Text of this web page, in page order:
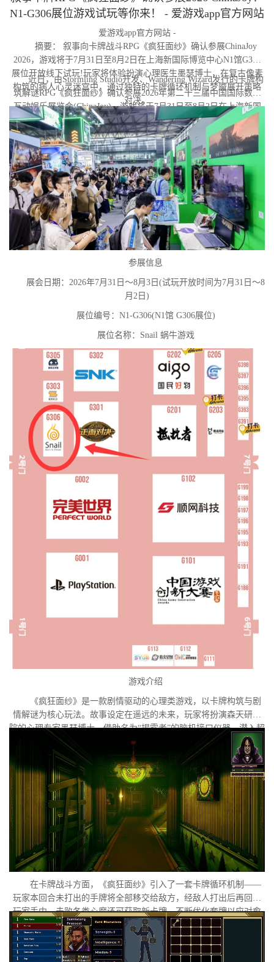
N1-G306展位游戏试玩等你来！ - 爱游戏app官方网站
爱游戏app官方网站 -
摘要： 叙事向卡牌战斗RPG《疯狂面纱》确认参展ChinaJoy
2026，游戏将于7月31日至8月2日在上海新国际博览中心N1馆G306
展位开放线下试玩!玩家将体验扮演心理医生墨瑟博士，在复古像素
构筑的病人心灵迷宫中，通过独特的卡牌循环机制与梦魇展开策略
对决。
近日，由Stormling Studio开发、Wandering Wizard发行的卡牌构
筑解谜RPG《疯狂面纱》确认参展2026年第二十三届中国国际数码
互动娱乐展览会(ChinaJoy)。游戏将于7月31日至8月2日在上海新国
际博览中心N1馆G306展位亮相，届时玩家可前往蜗牛游戏展台亲身
体验试玩Demo。与此同时，《疯狂面纱》Steam商店页现已上线，
玩家可提前加入愿望单。
参展信息
展会日期：2026年7月31日～8月3日(试玩开放时间为7月31日～8
月2日)
展位编号：N1-G306(N1馆 G306展位)
展位名称：Snail 蜗牛游戏
游戏介绍
《疯狂面纱》是一款剧情驱动的心理类游戏，以卡牌构筑与剧
情解谜为核心玩法。故事设定在遥远的未来，玩家将扮演森天研究
院的心理专家墨瑟博士，借助名为“揭露者”的脑机接口仪器，潜入超
自然疾病患者索菲亚的内心世界。索菲亚正面临意识异化的危机，
隐藏在梦魇深处的外星意识试图夺取她的主体性。玩家需要在扭曲
的心理迷宫中进行探索与解谜，直面潜藏于她意识深处的心魔与梦
魇。
在卡牌战斗方面，《疯狂面纱》引入了一套卡牌循环机制——
玩家本回合未打出的手牌将全部移交给敌方，经敌人打出后再回归
玩家手中。击败各类心魔还可获取新卡牌，不断优化套牌以应对愈
发扭曲的梦境敌人。在视觉呈现上，游戏采用独特的复古像素画
风，刻意保留低分辨率下模糊失真的质感，营造出兼具复古感与精
神错位感的氛围体验。